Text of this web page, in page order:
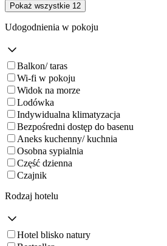
Pokaż wszystkie 12
Udogodnienia w pokoju
Balkon/ taras
Wi-fi w pokoju
Widok na morze
Lodówka
Indywidualna klimatyzacja
Bezpośredni dostęp do basenu
Aneks kuchenny/ kuchnia
Osobna sypialnia
Część dzienna
Czajnik
Rodzaj hotelu
Hotel blisko natury